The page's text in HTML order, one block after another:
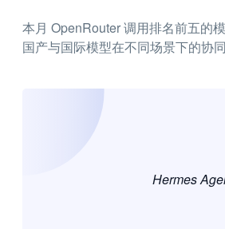
本月 OpenRouter 调用排名前五的
国产与国际模型在不同场景下的协
Hermes